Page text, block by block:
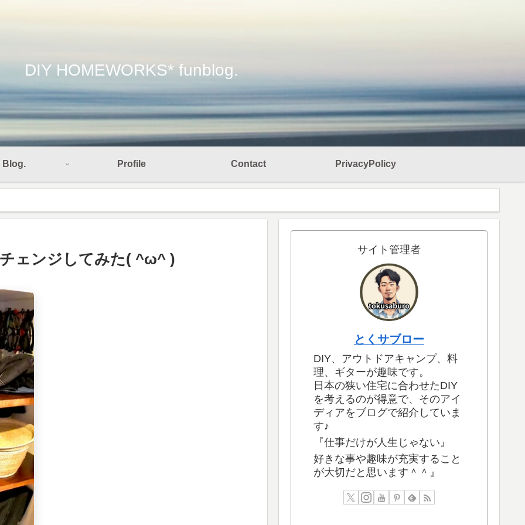
DIY HOMEWORKS* funblog.
Blog. Profile Contact PrivacyPolicy
ェンジしてみた( ^ω^ )
サイト管理者
とくサブロー
DIY、アウトドアキャンプ、料
理、ギターが趣味です。
日本の狭い住宅に合わせたDIY
を考えるのが得意で、そのアイ
ディアをブログで紹介していま
す♪
『仕事だけが人生じゃない』
好きな事や趣味が充実すること
が大切だと思います＾＾』